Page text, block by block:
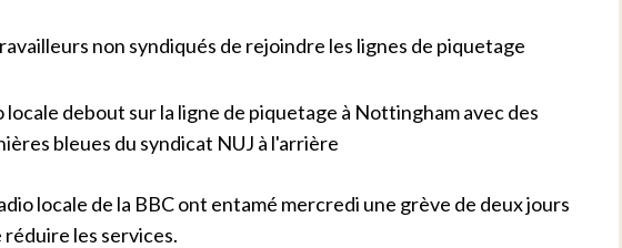
non syndiqués de rejoindre les lignes de piquetage
locale de la BBC ont entamé mercredi une grève de deux jours
les services.